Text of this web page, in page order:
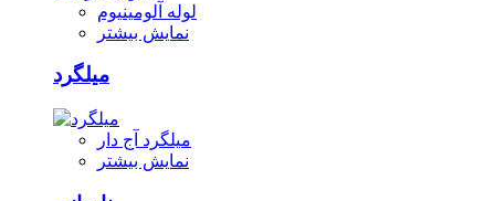
لوله آلومینیوم
نمایش بیشتر
میلگرد
میلگرد آج دار
نمایش بیشتر